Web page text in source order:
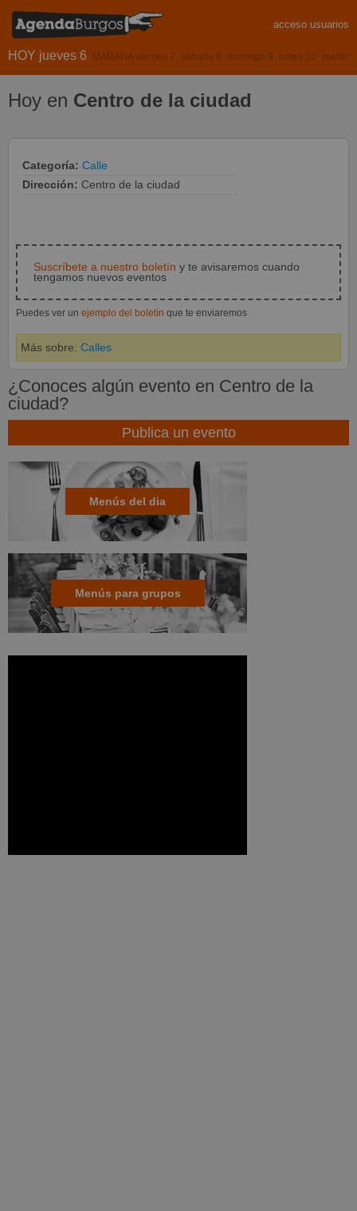
acceso usuarios
HOY jueves 6 MAÑANA viernes 7 sábado 8 domingo 9 lunes 10 martes
Hoy en Centro de la ciudad
Categoría: Calle
Dirección: Centro de la ciudad
Suscríbete a nuestro boletín y te avisaremos cuando
tengamos nuevos eventos
Puedes ver un ejemplo del boletín que te enviaremos
Más sobre: Calles
¿Conoces algún evento en Centro de la
ciudad?
Publica un evento
Menús del dia
Menús para grupos